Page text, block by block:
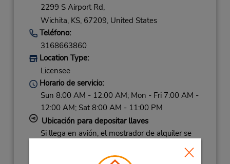
2299 S Airport Rd,
Wichita, KS, 67209, United States
Teléfono:
3168663860
Location Type:
Licensee
Horario de servicio:
Sun 8:00 AM - 12:00 AM; Mon - Fri 7:00 AM -
12:00 AM; Sat 8:00 AM - 11:00 PM
Ubicación para depositar llaves
Si llega en avión, el mostrador de alquiler se
caminata corta hasta el estacionamiento.